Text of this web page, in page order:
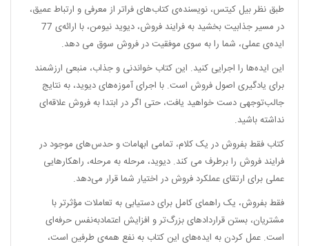
طبق نظر بیل کیتس، نویسنده‌ی کتاب‌های فراتر از معرفی و ارتباط عمیق،
در مسیر جذابیت بخشید به فرایند فروش،‌ دیوید نیومن، با ارائه‌ی 77
ایده‌ی عملی، شما را به سوی موفقیت در فروش سوق می دهد.
این ایده‌ها را اجرایی کنید. این کتاب خواندنی و جذاب، منبعی ارزشمند
برای یادگیری اصول فروش است. با اجرای آموزه‌های دیوید، به نتایج
جالب‌توجهی دست خواهید یافت، حتی اگر در ابتدا به فروش علاقه‌ای
نداشته باشید.
کتاب فقط بفروش در یک کلام،‌ تمامی ابهامات و حدس‌های موجود در
فرایند فروش را برطرف می کند. دیوید، مرحله به مرحله، راهکارهایی
عملی برای ارتقای عملکرد فروش در اختیار شما قرار می‌دهد.
فقط بفروش، یک راهمای کامل برای دستیابی به تعاملات مؤثرتر با
مشتریان،‌ بستن قراردادهای بزرگ‌تر و افزایش اعتمادبه‌نفس حرفه‌ای
است. عمل کردن به ایده‌های این کتاب به نفع همه‌ی طرفین است،‌